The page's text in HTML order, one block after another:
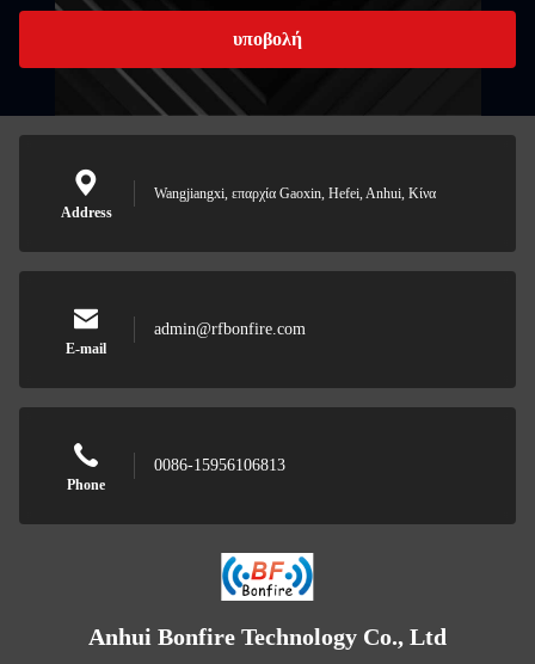
υποβολή
Address
Wangjiangxi, επαρχία Gaoxin, Hefei, Anhui, Κίνα
E-mail
admin@rfbonfire.com
Phone
0086-15956106813
Anhui Bonfire Technology Co., Ltd